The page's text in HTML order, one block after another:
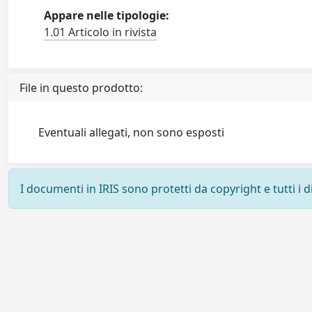
Appare nelle tipologie:
1.01 Articolo in rivista
File in questo prodotto:
Eventuali allegati, non sono esposti
I documenti in IRIS sono protetti da copyright e tutti i